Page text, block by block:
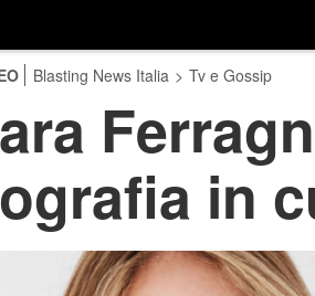
Blasting News Italia > Tv e Gossip
in